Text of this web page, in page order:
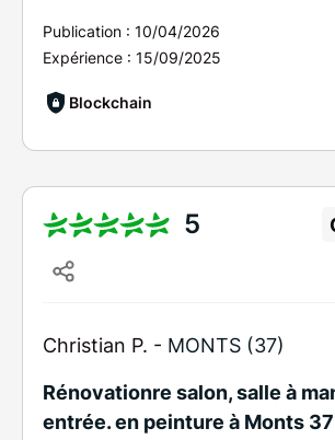
Publication : 10/04/2026
Expérience : 15/09/2025
Blockchain
5
Christian P. - MONTS (37)
Rénovationre salon, salle à
entrée. en peinture à Monts 37